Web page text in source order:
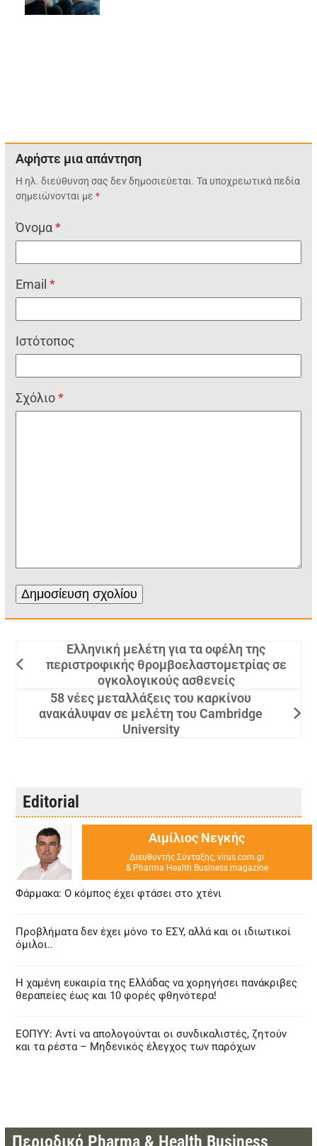
Αφήστε μια απάντηση
Η ηλ. διεύθυνση σας δεν δημοσιεύεται. Τα υποχρεωτικά πεδία
σημειώνονται με*
Όνομα*
Email*
Ιστότοπος
Σχόλιο*
Ελληνική μελέτη για τα οφέλη της
περιστροφικής θρομβοελαστομετρίας σε
ογκολογικούς ασθενείς
58 νέες μεταλλάξεις του καρκίνου
ανακάλυψαν σε μελέτη του Cambridge
University
Editorial
Αιμίλιος Νεγκής
Διευθυντής Σύνταξης, virus.com.gr
& Pharma Health Business magazine
Φάρμακα: Ο κόμπος έχει φτάσει στο χτένι
Προβλήματα δεν έχει μόνο το ΕΣΥ, αλλά και οι ιδιωτικοί
όμιλοι..
Η χαμένη ευκαιρία της Ελλάδας να χορηγήσει πανάκριβες
θεραπείες έως και 10 φορές φθηνότερα!
ΕΟΠΥΥ: Αντί να απολογούνται οι συνδικαλιστές, ζητούν
και τα ρέστα – Μηδενικός έλεγχος των παρόχων
Περιοδικό Pharma & Health Business